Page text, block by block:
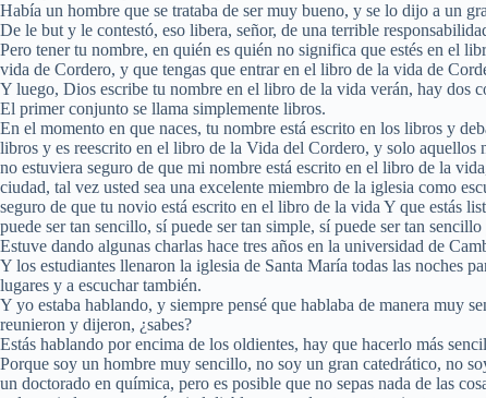
Había un hombre que se trataba de ser muy bueno, y se lo dijo a un
De le but y le contestó, eso libera, señor, de una terrible
Pero tener tu nombre, en quién es quién no significa que estés en el
vida de Cordero, y que tengas que entrar en el libro de la vida de
Y luego, Dios escribe tu nombre en el libro de la vida verán, hay dos
El primer conjunto se llama simplemente libros.
En el momento en que naces, tu nombre está escrito en los libros y
libros y es reescrito en el libro de la Vida del Cordero, y solo aquellos
no estuviera seguro de que mi nombre está escrito en el libro de la
ciudad, tal vez usted sea una excelente miembro de la iglesia como
seguro de que tu novio está escrito en el libro de la vida Y que estás
puede ser tan sencillo, sí puede ser tan simple, sí puede ser tan
Estuve dando algunas charlas hace tres años en la universidad de
Y los estudiantes llenaron la iglesia de Santa María todas las noches
lugares y a escuchar también.
Y yo estaba hablando, y siempre pensé que hablaba de manera muy
reunieron y dijeron, ¿sabes?
Estás hablando por encima de los oldientes, hay que hacerlo más
Porque soy un hombre muy sencillo, no soy un gran catedrático, no
un doctorado en química, pero es posible que no sepas nada de las